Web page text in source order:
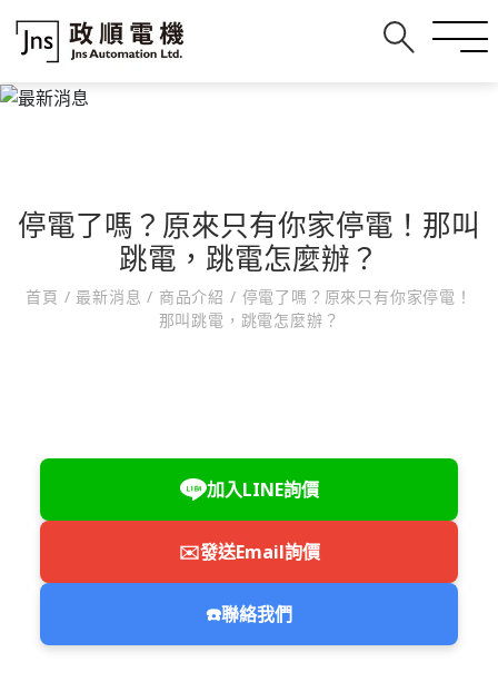
停電了嗎？原來只有你家停電！那叫
跳電，跳電怎麼辦？
首頁 / 最新消息/ 商品介紹 / 停電了嗎？原來只有你家停電！
那叫跳電，跳電怎麼辦？
加入LINE詢價
✉️發送Email詢價
☎️聯絡我們